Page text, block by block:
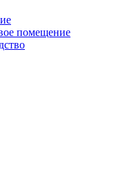
помещение